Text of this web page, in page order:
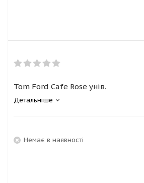
Tom Ford Cafe Rose унів.
Детальніше
Немає в наявності